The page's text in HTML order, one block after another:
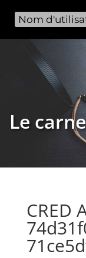
Le
CRED